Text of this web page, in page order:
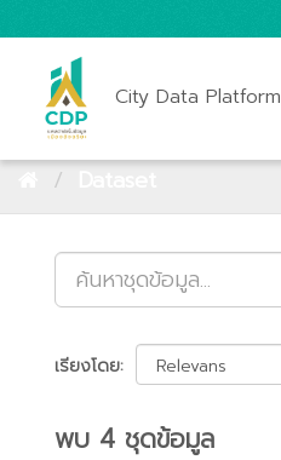
City Data Platform
เรียงโดย
พบ 4 ชุดข้อมูล